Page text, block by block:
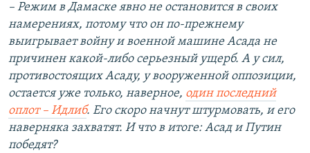
– Режим в Дамаске явно не остановится в своих
намерениях, потому что он по-прежнему
выигрывает войну и военной машине Асада не
причинен какой-либо серьезный ущерб. А у сил,
противостоящих Асаду, у вооруженной оппозиции,
остается уже только, наверное, один последний
оплот – Идлиб. Его скоро начнут штурмовать, и его
наверняка захватят. И что в итоге: Асад и Путин
победят?